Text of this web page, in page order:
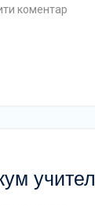
коментар